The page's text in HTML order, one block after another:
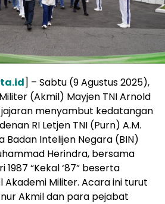
] – Sabtu (9 Agustus 2025),
(Akmil) Mayjen TNI Arnold
jajaran menyambut kedatangan
RI Letjen TNI (Purn) A.M.
Badan Intelijen Negara (BIN)
Herindra, bersama
“Kekal ‘87” beserta
Akademi Militer. Acara ini turut
Akmil dan para pejabat